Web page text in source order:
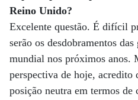
Reino Unido?
Excelente questão. É difícil
serão os desdobramentos
mundial nos próximos anos.
perspectiva de hoje, acredito
posição neutra em termos